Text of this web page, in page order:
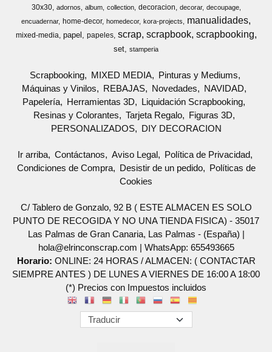
30x30 adornos album collection decoracion decorar
decoupage
encuadernar
home-decor homedecor kora-projects manualidades
mixed-media papel papeles scrap scrapbook scrapbooking
set stamperia
Scrapbooking MIXED MEDIA
Pinturas y Mediums
Máquinas y Vinilos
REBAJAS Novedades
NAVIDAD
Papelería
Herramientas 3D
Liquidación Scrapbooking
Resinas y Colorantes
Tarjeta Regalo
Figuras 3D
PERSONALIZADOS
DIY DECORACION
Ir arriba Contáctanos Aviso Legal
Política de Privacidad
Condiciones de Compra
Desistir de un pedido
Políticas de
Cookies
C/ Tablero de Gonzalo, 92 B ( ESTE ALMACEN ES SOLO
PUNTO DE RECOGIDA Y NO UNA TIENDA FISICA) - 35017
Las Palmas de Gran Canaria, Las Palmas - (España) |
hola@elrinconscrap.com | WhatsApp: 655493665
Horario: ONLINE: 24 HORAS / ALMACEN: ( CONTACTAR
SIEMPRE ANTES ) DE LUNES A VIERNES DE 16:00 A 18:00
(*) Precios con Impuestos incluidos